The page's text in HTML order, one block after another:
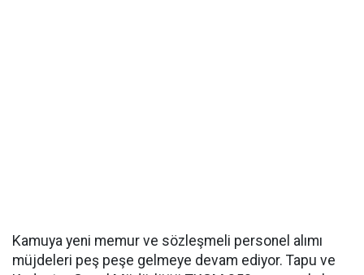
Kamuya yeni memur ve sözleşmeli personel alımı
müjdeleri peş peşe gelmeye devam ediyor. Tapu ve